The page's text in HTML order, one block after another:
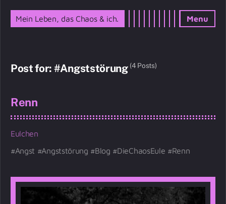
Mein Leben, das Chaos & ich. Menu
Post for: #Angststörung (4 Posts)
Renn
Eulchen
Angst
Angststörung Blog DieChaosEule Renn